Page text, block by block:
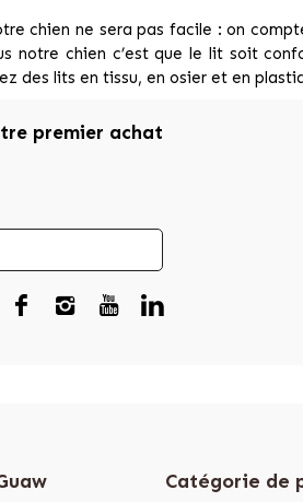
chien ne sera pas facile : on
notre chien c’est que le lit soit
des lits en tissu, en osier et en
premier achat
Catégorie de